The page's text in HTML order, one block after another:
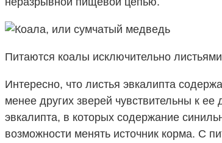
Питаются коалы исключительно
Интересно, что листья эвкалипта
менее других зверей чувствительны к
эвкалипта, в которых содержание
возможности менять источник корма. С